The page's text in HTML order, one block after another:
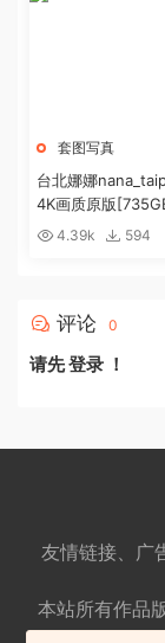
套图写真
台北娜娜
4K画质原版
4.39k 594
评论 0
请先登录 ！
友情链接、广
本站所有作品